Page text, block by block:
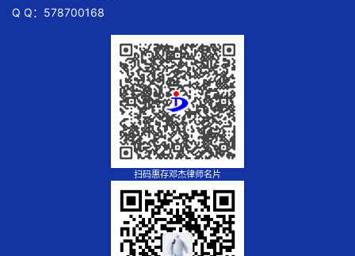
Q Q：578700168
扫码惠存邓杰律师名片